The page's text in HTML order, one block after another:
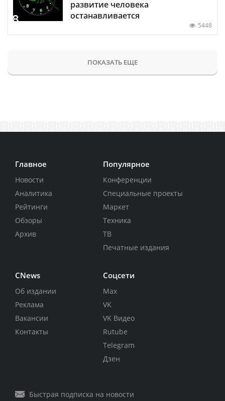
развитие человека
останавливается
5448
ПОКАЗАТЬ ЕЩЕ
Главное
Новости
Аналитика
Рейтинги
Обзоры
Архив
Популярное
Конференции
Специальные проекты
Маркет
Техника
ТВ
Печатные издания
CNews
Об издании
Реклама
Вакансии
Контакты
Соцсети
Max
VK
VK Видео
Rutube
Telegram
Дзен
Быстрая подписка на новости